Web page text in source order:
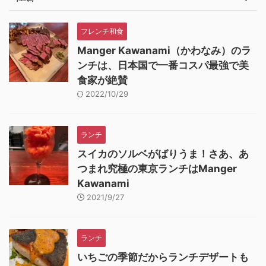
フレンチ和食
Manger Kawanami（かわなみ）のラ
ンチは、日本国で一番コスパ最強で美
食家が絶賛
2022/10/29
ランチ
スイカのソルベがばりうま！さあ、あ
つまれ究極の東京ランチはManger
Kawanami
2021/9/27
ランチ
いちごの季節だからランチデザートも